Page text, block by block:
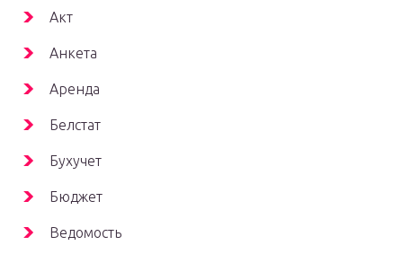
Акт
Анкета
Аренда
Белстат
Бухучет
Бюджет
Ведомость